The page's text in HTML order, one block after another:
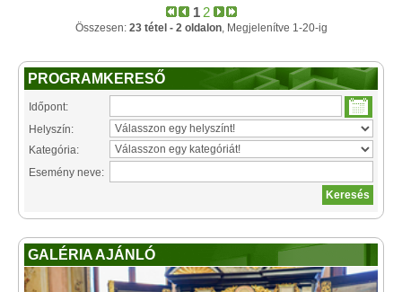
1 2
Összesen: 23 tétel - 2 oldalon, Megjelenítve 1-20-ig
PROGRAMKERESŐ
Időpont:
Helyszín:
Kategória:
Esemény neve:
GALÉRIA AJÁNLÓ